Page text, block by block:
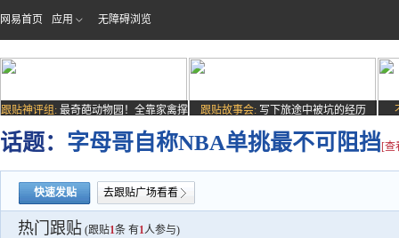
网易首页 应用 无障碍浏览
跟贴神评组: 最奇葩动物园！全靠家禽撑
场子
跟贴故事会: 写下旅途中被坑的经历
话题： 字母哥自称NBA单挑最不可阻挡[查
快速发贴 去跟贴广场看看
热门跟贴 (跟贴1条 有1人参与)